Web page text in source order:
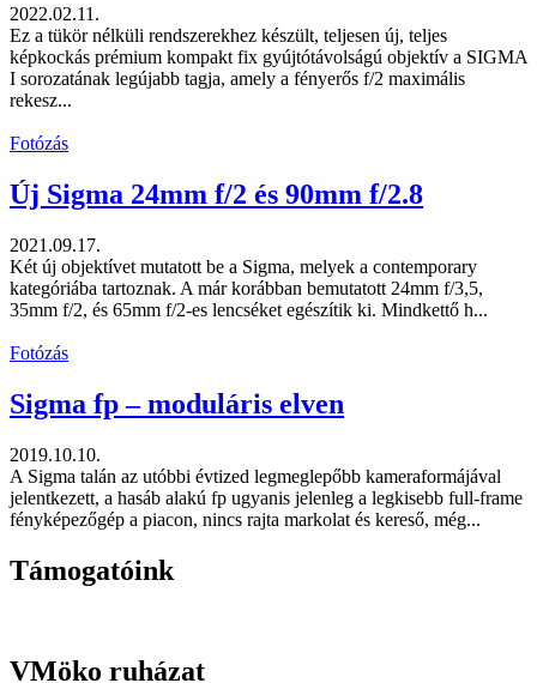
2022.02.11.
Ez a tükör nélküli rendszerekhez készült, teljesen új, teljes
képkockás prémium kompakt fix gyújtótávolságú objektív a SIGMA
I sorozatának legújabb tagja, amely a fényerős f/2 maximális
rekesz...
Fotózás
Új Sigma 24mm f/2 és 90mm f/2.8
2021.09.17.
Két új objektívet mutatott be a Sigma, melyek a contemporary
kategóriába tartoznak. A már korábban bemutatott 24mm f/3,5,
35mm f/2, és 65mm f/2-es lencséket egészítik ki. Mindkettő h...
Fotózás
Sigma fp – moduláris elven
2019.10.10.
A Sigma talán az utóbbi évtized legmeglepőbb kameraformájával
jelentkezett, a hasáb alakú fp ugyanis jelenleg a legkisebb full-frame
fényképezőgép a piacon, nincs rajta markolat és kereső, még...
Támogatóink
VMöko ruházat